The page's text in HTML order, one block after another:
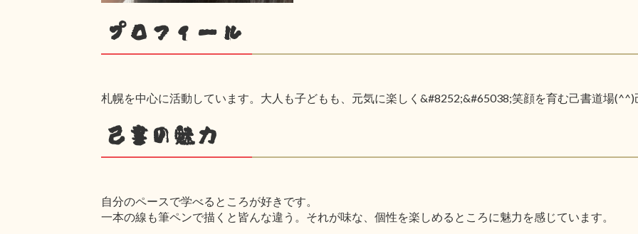
プロフィール
札幌を中心に活動しています。大人も子どもも、元気に楽しく&#8252;&#65038;笑顔を育む己書道場(^^)
己書の魅力
自分のペースで学べるところが好きです。
一本の線も筆ペンで描くと皆んな違う。それが味な、個性を楽しめるところに魅力を感じています。